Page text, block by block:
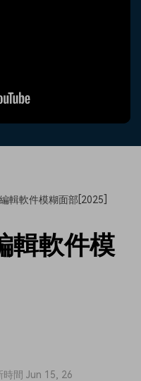
輯軟件模糊面部[2025]
輯軟件模
時間 Jun 15, 26